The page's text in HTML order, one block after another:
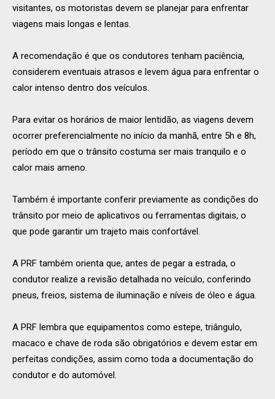
visitantes, os motoristas devem se planejar para enfrentar
viagens mais longas e lentas.
A recomendação é que os condutores tenham paciência,
considerem eventuais atrasos e levem água para enfrentar o
calor intenso dentro dos veículos.
Para evitar os horários de maior lentidão, as viagens devem
ocorrer preferencialmente no início da manhã, entre 5h e 8h,
período em que o trânsito costuma ser mais tranquilo e o
calor mais ameno.
Também é importante conferir previamente as condições do
trânsito por meio de aplicativos ou ferramentas digitais, o
que pode garantir um trajeto mais confortável.
A PRF também orienta que, antes de pegar a estrada, o
condutor realize a revisão detalhada no veículo, conferindo
pneus, freios, sistema de iluminação e níveis de óleo e água.
A PRF lembra que equipamentos como estepe, triângulo,
macaco e chave de roda são obrigatórios e devem estar em
perfeitas condições, assim como toda a documentação do
condutor e do automóvel.